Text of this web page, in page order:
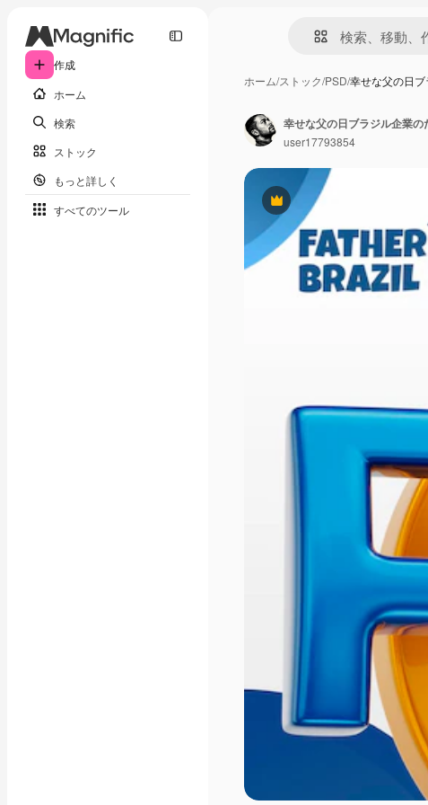
作成
ホーム
検索
ストック
もっと詳しく
すべてのツール
ホーム/ストック/PSD/幸せな父の日
Premium
幸せな父の日ブラジル企業
user17793854